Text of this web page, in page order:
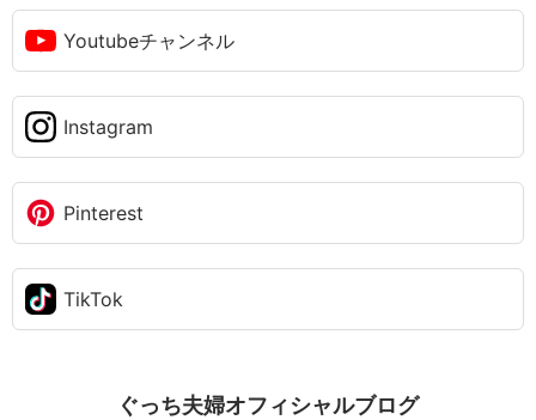
Youtubeチャンネル
Instagram
Pinterest
TikTok
ぐっち夫婦オフィシャルブログ